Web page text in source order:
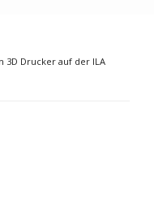
3D Drucker auf der ILA